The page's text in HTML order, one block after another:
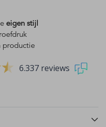
eigen stijl
6.337 reviews